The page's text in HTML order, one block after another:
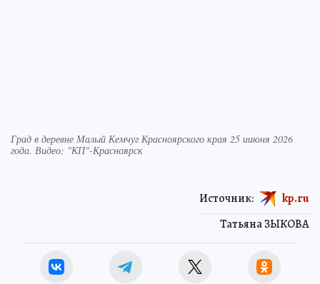
Град в деревне Малый Кемчуг Красноярского края 25 ииюня 2026
года. Видео: "КП"-Красноярск
Татьяна ЗЫКОВА
Источник: kp.ru